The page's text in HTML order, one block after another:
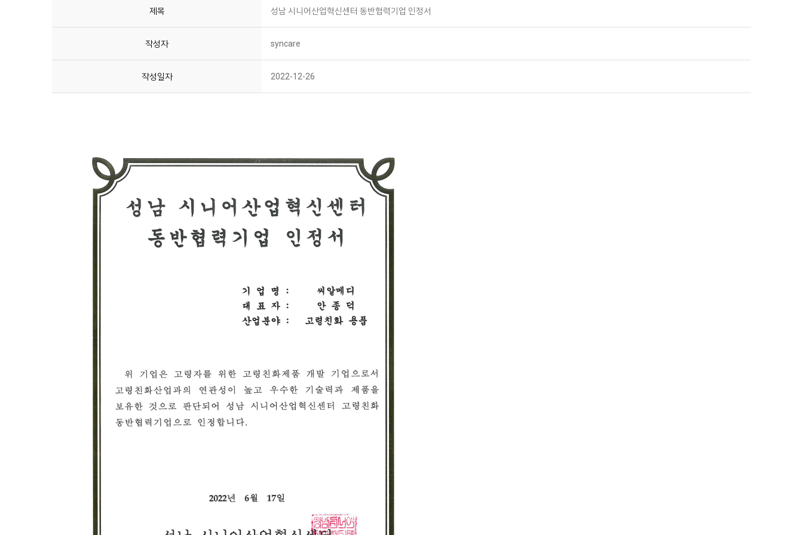
제목 성남 시니어산업혁신센터 동반협력기업 인정서
작성자 syncare
작성일자 2022-12-26